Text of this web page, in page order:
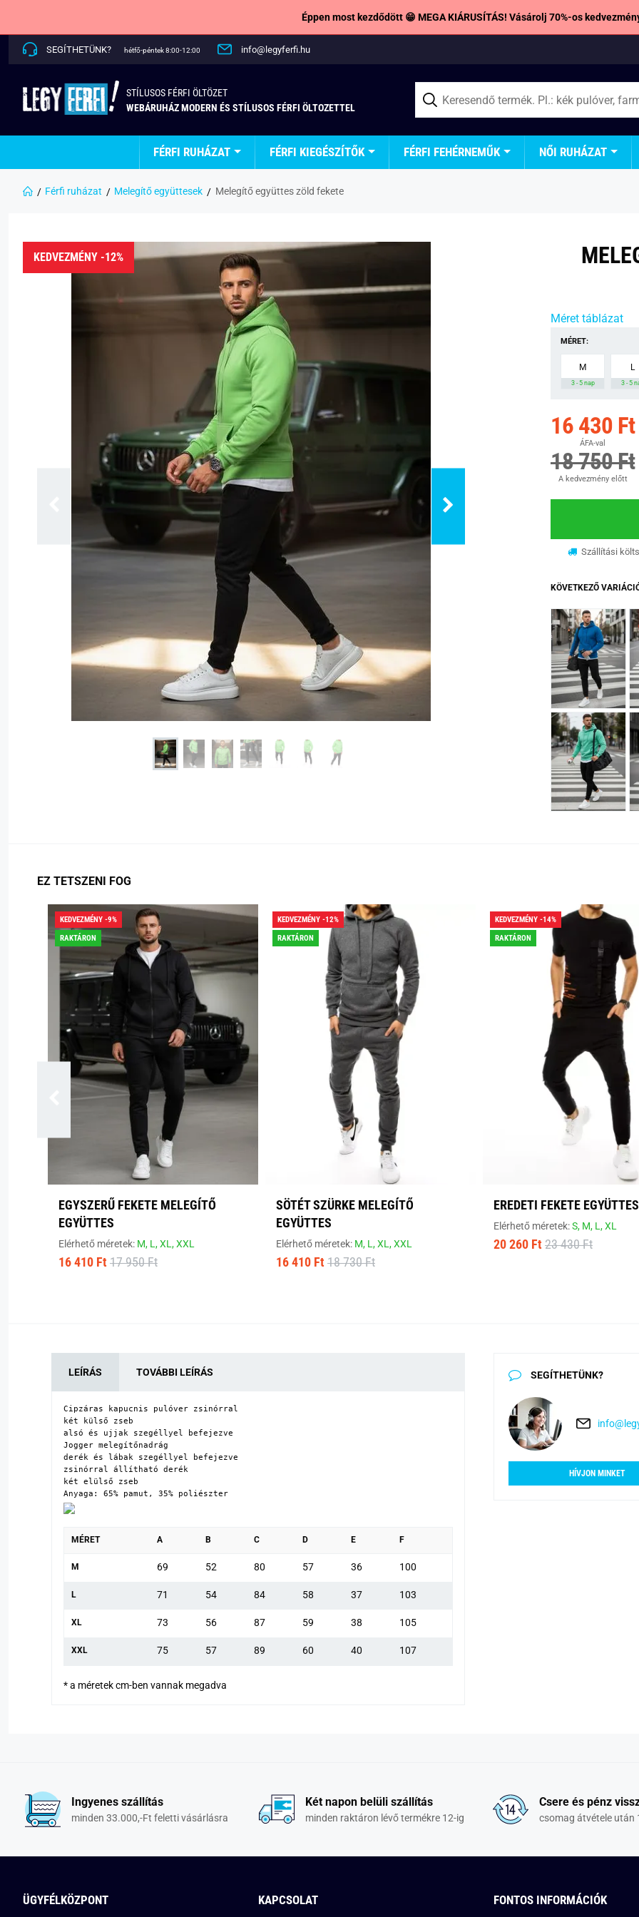
Éppen most kezdődött 😁 MEGA KIÁRUSÍTÁS! Vásárolj 70%-os
SEGÍTHETÜNK? hétfő-péntek 8:00-12:00 info@legyferfi.hu
STÍLUSOS FÉRFI ÖLTÖZET
WEBÁRUHÁZ MODERN ÉS STÍLUSOS FÉRFI ÖLTOZETTEL
FÉRFI RUHÁZAT FÉRFI KIEGÉSZÍTŐK FÉRFI FEHÉRNEMŰK NŐI RUHÁZAT
Férfi ruházat Melegítő együttesek Melegítő együttes zöld fekete
KEDVEZMÉNY -12%
Méret táblázat
MÉRET:
M
3 - 5 nap
L
3 - 5
16 430 Ft
ÁFA-val
18 750 Ft
A kedvezmény előtt
Szállítási
KÖVETKEZŐ
EZ TETSZENI FOG
KEDVEZMÉNY -9%
RAKTÁRON
EGYSZERŰ FEKETE MELEGÍTŐ
EGYÜTTES
Elérhető méretek: M, L,XL,XXL
16 410 Ft 17 950 Ft
KEDVEZMÉNY -12%
RAKTÁRON
SÖTÉT SZÜRKE MELEGÍTŐ
EGYÜTTES
Elérhető méretek: M, L,XL,XXL
16 410 Ft 18 730 Ft
KEDVEZMÉNY -14%
RAKTÁRON
EREDETI FEKETE EGYÜTTES
Elérhető méretek:S, M, L,XL
20 260 Ft 23 430 Ft
LEÍRÁS TOVÁBBI LEÍRÁS
Cipzáras kapucnis pulóver zsinórral
két külső zseb
alsó és ujjak szegéllyel befejezve
Jogger melegítőnadrág
derék és lábak szegéllyel befejezve
zsinórral állítható derék
két elülső zseb
Anyaga: 65% pamut, 35% poliészter
MÉRET A B C D E F
M 69 52 80 57 36 100
L 71 54 84 58 37 103
XL 73 56 87 59 38 105
XXL 75 57 89 60 40 107
* a méretek cm-ben vannak megadva
SEGÍTHETÜNK?
HÍVJON MINKET
Ingyenes szállítás
minden 33.000,-Ft feletti vásárlásra
Két napon belüli szállítás
minden raktáron lévő termékre 12-ig
Csere és pénz
csomag átvétele után
ÜGYFÉLKÖZPONT KAPCSOLAT FONTOS INFORMÁCIÓK